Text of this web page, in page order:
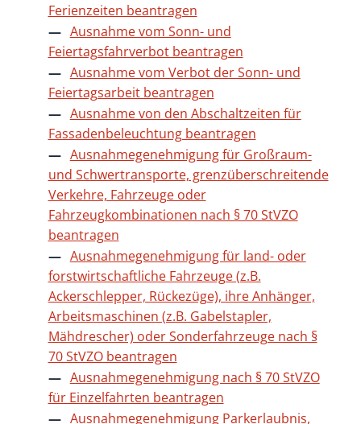
Ferienzeiten beantragen
Ausnahme vom Sonn- und
Feiertagsfahrverbot beantragen
Ausnahme vom Verbot der Sonn- und
Feiertagsarbeit beantragen
Ausnahme von den Abschaltzeiten für
Fassadenbeleuchtung beantragen
Ausnahmegenehmigung für Großraum-
und Schwertransporte, grenzüberschreitende
Verkehre, Fahrzeuge oder
Fahrzeugkombinationen nach § 70 StVZO
beantragen
Ausnahmegenehmigung für land- oder
forstwirtschaftliche Fahrzeuge (z.B.
Ackerschlepper, Rückezüge), ihre Anhänger,
Arbeitsmaschinen (z.B. Gabelstapler,
Mähdrescher) oder Sonderfahrzeuge nach §
70 StVZO beantragen
Ausnahmegenehmigung nach § 70 StVZO
für Einzelfahrten beantragen
Ausnahmegenehmigung Parkerlaubnis,